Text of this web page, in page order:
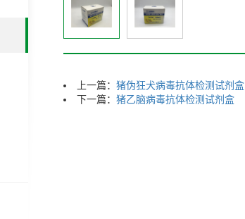
上一篇： 猪伪狂犬病毒抗体检测试剂盒
下一篇： 猪乙脑病毒抗体检测试剂盒